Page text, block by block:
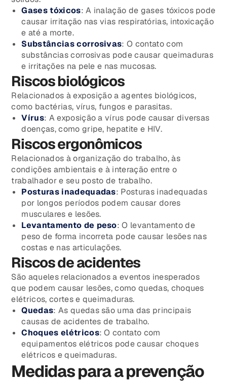
Gases tóxicos: A inalação de gases tóxicos pode
causar irritação nas vias respiratórias, intoxicação
e até a morte.
Substâncias corrosivas: O contato com
substâncias corrosivas pode causar queimaduras
e irritações na pele e nas mucosas.
Riscos biológicos
Relacionados à exposição a agentes biológicos,
como bactérias, vírus, fungos e parasitas.
Vírus: A exposição a vírus pode causar diversas
doenças, como gripe, hepatite e HIV.
Riscos ergonômicos
Relacionados à organização do trabalho, às
condições ambientais e à interação entre o
trabalhador e seu posto de trabalho.
Posturas inadequadas: Posturas inadequadas
por longos períodos podem causar dores
musculares e lesões.
Levantamento de peso: O levantamento de
peso de forma incorreta pode causar lesões nas
costas e nas articulações.
Riscos de acidentes
São aqueles relacionados a eventos inesperados
que podem causar lesões, como quedas, choques
elétricos, cortes e queimaduras.
Quedas: As quedas são uma das principais
causas de acidentes de trabalho.
Choques elétricos: O contato com
equipamentos elétricos pode causar choques
elétricos e queimaduras.
Medidas para a prevenção